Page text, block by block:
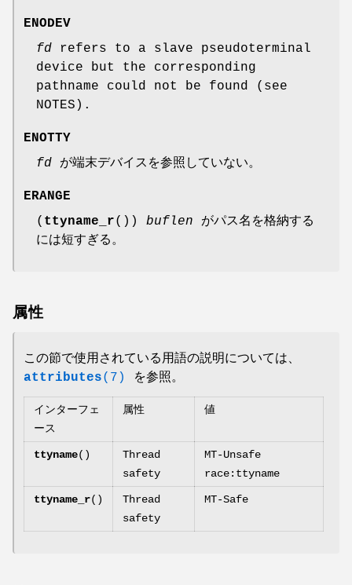
ENODEV
fd refers to a slave pseudoterminal
device but the corresponding
pathname could not be found (see
NOTES).
ENOTTY
fd が端末デバイスを参照していない。
ERANGE
( ttyname_r()) buflen がパス名を格納する
には短すぎる。
属性
この節で使用されている用語の説明については、
attributes(7) を参照。
インターフェ
ース
属性 値
ttyname()
Thread
safety
MT-Unsafe
race:ttyname
ttyname_r()
Thread
safety
MT-Safe